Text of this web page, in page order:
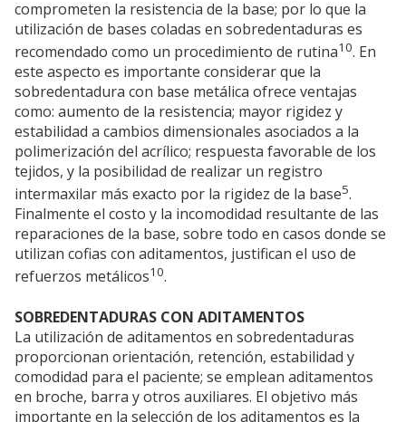
comprometen la resistencia de la base; por lo que la
utilización de bases coladas en sobredentaduras es
recomendado como un procedimiento de rutina10. En
este aspecto es importante considerar que la
sobredentadura con base metálica ofrece ventajas
como: aumento de la resistencia; mayor rigidez y
estabilidad a cambios dimensionales asociados a la
polimerización del acrílico; respuesta favorable de los
tejidos, y la posibilidad de realizar un registro
intermaxilar más exacto por la rigidez de la base5.
Finalmente el costo y la incomodidad resultante de las
reparaciones de la base, sobre todo en casos donde se
utilizan cofias con aditamentos, justifican el uso de
refuerzos metálicos10.
SOBREDENTADURAS CON ADITAMENTOS
La utilización de aditamentos en sobredentaduras
proporcionan orientación, retención, estabilidad y
comodidad para el paciente; se emplean aditamentos
en broche, barra y otros auxiliares. El objetivo más
importante en la selección de los aditamentos es la